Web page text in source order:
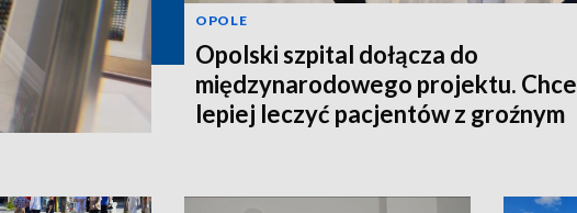
OPOLE
Opolski szpital dołącza do
międzynarodowego projektu. Chce
lepiej leczyć pacjentów z groźnym